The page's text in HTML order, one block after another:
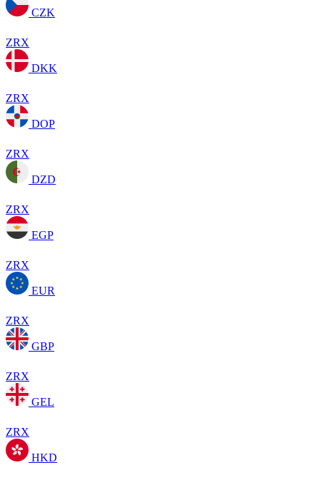
CZK
ZRX
DKK
ZRX
DOP
ZRX
DZD
ZRX
EGP
ZRX
EUR
ZRX
GBP
ZRX
GEL
ZRX
HKD